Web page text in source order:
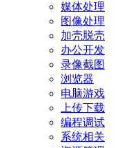
媒体处理
图像处理
加壳脱壳
办公开发
录像截图
浏览器
电脑游戏
上传下载
编程调试
系统相关